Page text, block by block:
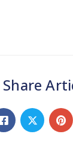
Share